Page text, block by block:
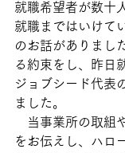
就職希望者が数十
就職まではいけて
のお話がありまし
る約束をし、昨日
ジョブシード代表
ました。
当事業所の取組
をお伝えし、ハロ